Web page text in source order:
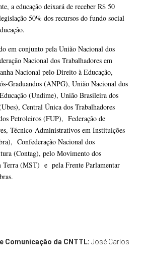
a educação deixará de receber R$ 50
50% dos recursos do fundo social
em conjunto pela União Nacional dos
Nacional dos Trabalhadores em
Nacional pelo Direito à Educação,
Graduandos (ANPG), União Nacional dos
(Undime), União Brasileira dos
Central Única dos Trabalhadores
Petroleiros (FUP), Federação de
Técnico-Administrativos em Instituições
Confederação Nacional dos
(Contag), pelo Movimento dos
Terra (MST) e pela Frente Parlamentar
Comunicação da CNTTL: José Carlos